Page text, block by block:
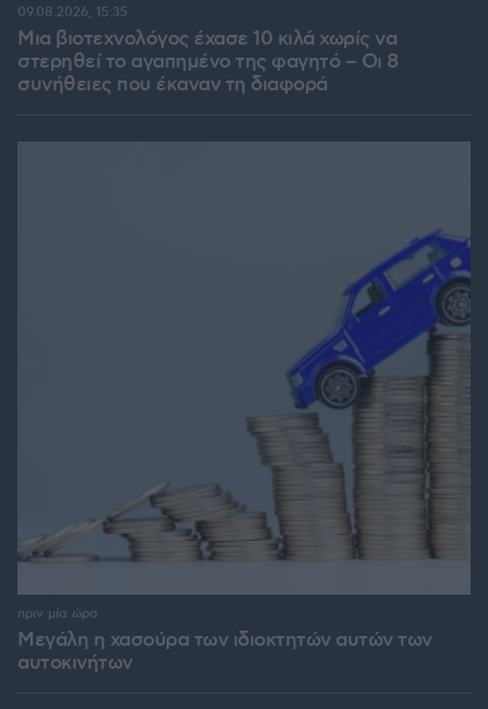
Μια βιοτεχνολόγος έχασε 10 κιλά χωρίς να
στερηθεί το αγαπημένο της φαγητό – Οι 8
συνήθειες που έκαναν τη διαφορά
09.08.2026, 15:35
Μεγάλη η χασούρα των ιδιοκτητών αυτών των
αυτοκινήτων
πριν μία ώρα